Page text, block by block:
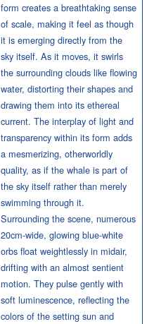
form creates a breathtaking sense
of scale, making it feel as though
it is emerging directly from the
sky itself. As it moves, it swirls
the surrounding clouds like flowing
water, distorting their shapes and
drawing them into its ethereal
current. The interplay of light and
transparency within its form adds
a mesmerizing, otherworldly
quality, as if the whale is part of
the sky itself rather than merely
swimming through it.
Surrounding the scene, numerous
20cm-wide, glowing blue-white
orbs float weightlessly in midair,
drifting with an almost sentient
motion. They pulse gently with
soft luminescence, reflecting the
colors of the setting sun and